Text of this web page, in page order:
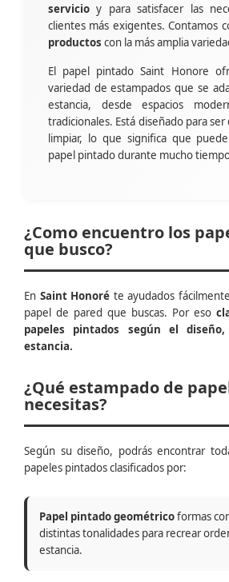
servicio y para satisfacer las
clientes más exigentes. Contamos
productos con la más amplia
El papel pintado Saint Honore
variedad de estampados que se
estancia, desde espacios
tradicionales. Está diseñado para
limpiar, lo que significa que
papel pintado durante mucho
¿Como encuentro los
que busco?
En Saint Honoré te ayudados
papel de pared que buscas. Por eso
papeles pintados según el
estancia.
¿Qué estampado de
necesitas?
Según su diseño, podrás encontrar
papeles pintados clasificados por:
Papel pintado geométricoformas
distintas tonalidades para recrear
estancia.